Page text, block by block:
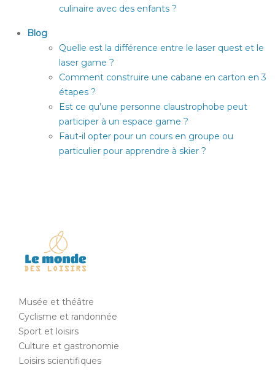
culinaire avec des enfants ?
Blog
Quelle est la différence entre le laser quest et le
laser game ?
Comment construire une cabane en carton en 3
étapes ?
Est ce qu’une personne claustrophobe peut
participer à un espace game ?
Faut-il opter pour un cours en groupe ou
particulier pour apprendre à skier ?
Musée et théâtre
Cyclisme et randonnée
Sport et loisirs
Culture et gastronomie
Loisirs scientifiques